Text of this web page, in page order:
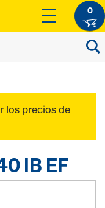
0
los precios de
IB EF